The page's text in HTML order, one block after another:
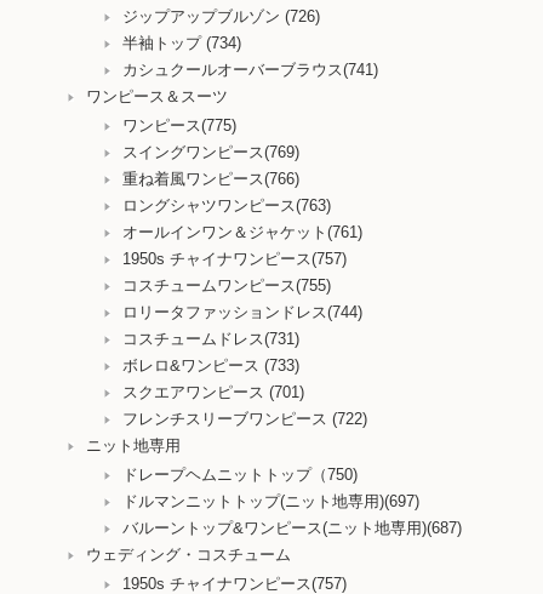
ジップアップブルゾン (726)
半袖トップ (734)
カシュクールオーバーブラウス(741)
ワンピース＆スーツ
ワンピース(775)
スイングワンピース(769)
重ね着風ワンピース(766)
ロングシャツワンピース(763)
オールインワン＆ジャケット(761)
1950s チャイナワンピース(757)
コスチュームワンピース(755)
ロリータファッションドレス(744)
コスチュームドレス(731)
ボレロ&ワンピース (733)
スクエアワンピース (701)
フレンチスリーブワンピース (722)
ニット地専用
ドレープヘムニットトップ（750)
ドルマンニットトップ(ニット地専用)(697)
バルーントップ&ワンピース(ニット地専用)(687)
ウェディング・コスチューム
1950s チャイナワンピース(757)